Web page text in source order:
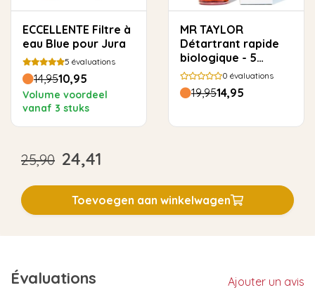
ECCELLENTE Filtre à
eau Blue pour Jura
5 évaluations
14,9510,95
Volume voordeel
vanaf 3 stuks
MR TAYLOR
Détartrant rapide
biologique - 5
utilisations
0 évaluations
19,9514,95
25,90 24,41
Toevoegen aan winkelwagen
Évaluations
Ajouter un avis